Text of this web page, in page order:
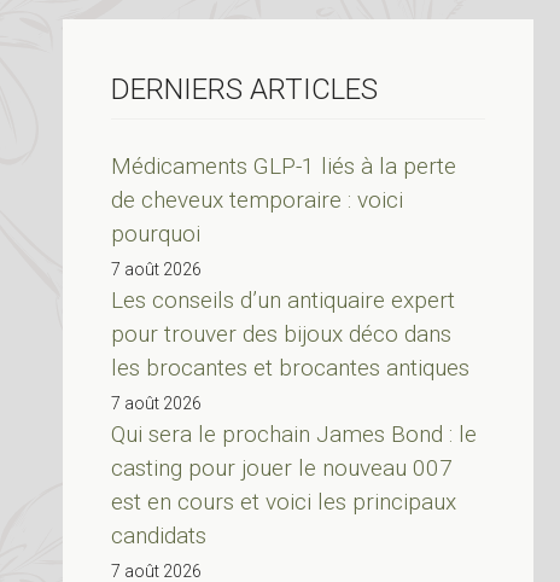
DERNIERS ARTICLES
Médicaments GLP-1 liés à la perte
de cheveux temporaire : voici
pourquoi
7 août 2026
Les conseils d’un antiquaire expert
pour trouver des bijoux déco dans
les brocantes et brocantes antiques
7 août 2026
Qui sera le prochain James Bond : le
casting pour jouer le nouveau 007
est en cours et voici les principaux
candidats
7 août 2026